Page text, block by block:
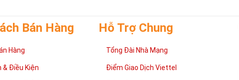
Bán Hàng
Hàng
& Điều Kiện
Hỗ Trợ Chung
Tổng Đài Nhà Mạng
Điểm Giao Dịch Viettel